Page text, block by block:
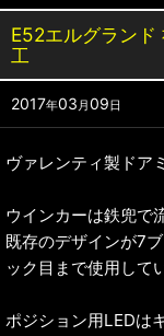
E52エルグランド
工
2017年03 月09日
ヴァレンティ製ドア
ウインカーは鉄兜で
既存のデザインが7
ック目まで使用して
ポジション用LEDは